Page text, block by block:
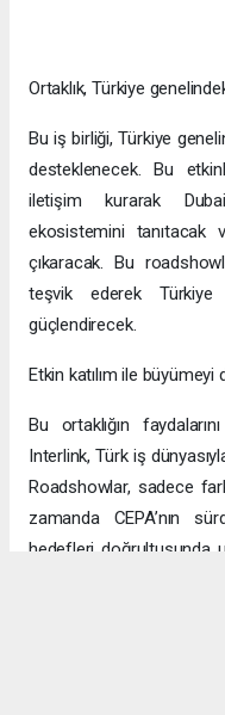
Ortaklık, Türkiye
Bu iş birliği, Türkiye
desteklenecek. Bu
iletişim kurarak
ekosistemini tanıtacak
çıkaracak. Bu
teşvik ederek
güçlendirecek.
Etkin katılım ile
Bu ortaklığın
Interlink, Türk iş
Roadshowlar, sadece
zamanda CEPA’nın
hedefleri doğrultusunda